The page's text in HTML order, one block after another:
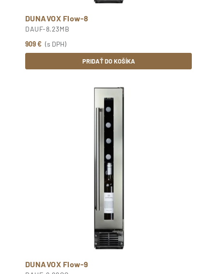
DUNAVOX Flow-8
DAUF-8.23MB
909 € (s DPH)
PRIDAŤ DO KOŠÍKA
DUNAVOX Flow-9